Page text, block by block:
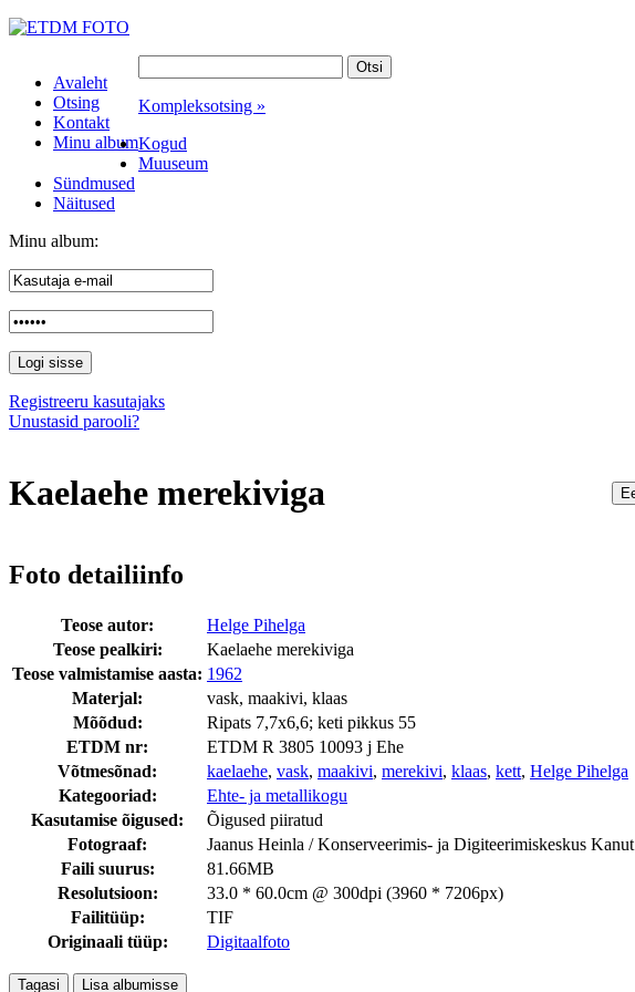
Avaleht
Otsing
Kontakt
Minu album
Kompleksotsing »
Kogud
Muuseum
Sündmused
Näitused
Minu album:
Registreeru kasutajaks
Unustasid parooli?
Kaelaehe merekiviga
Foto detailiinfo
Teose autor:
Helge Pihelga
Teose pealkiri:
Kaelaehe merekiviga
Teose valmistamise aasta: 1962
Materjal:
vask, maakivi, klaas
Mõõdud:
Ripats 7,7x6,6; keti pikkus 55
ETDM nr:
ETDM R 3805 10093 j Ehe
Võtmesõnad:
kaelaehe, vask, maakivi, merekivi, klaas, kett, Helge Pihelga
Kategooriad:
Ehte- ja metallikogu
Kasutamise õigused:
Õigused piiratud
Fotograaf:
Jaanus Heinla / Konserveerimis- ja Digiteerimiskeskus Kanut
Faili suurus:
81.66MB
Resolutsioon:
33.0 * 60.0cm @ 300dpi (3960 * 7206px)
Failitüüp:
TIF
Originaali tüüp:
Digitaalfoto